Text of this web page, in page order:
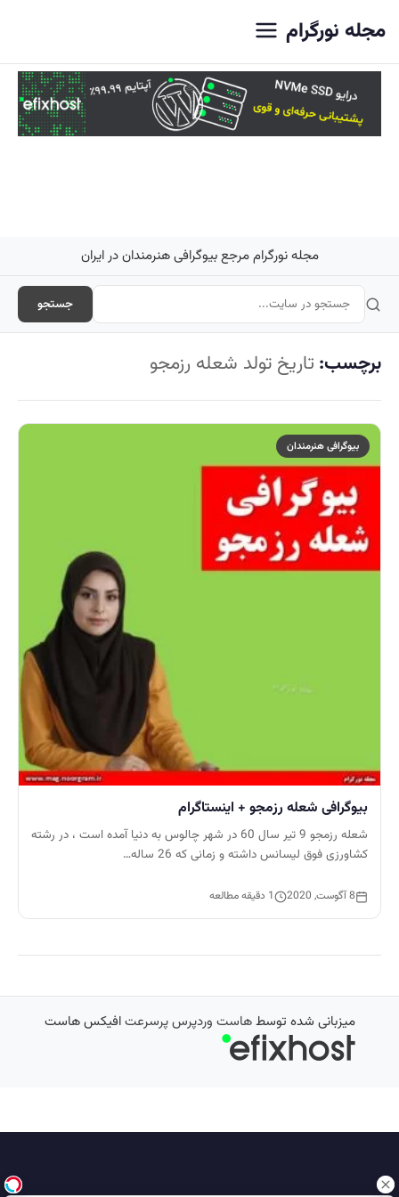
مجله نورگرام
مجله نورگرام مرجع بیوگرافی هنرمندان در ایران
جستجو
برچسب: تاریخ تولد شعله رزمجو
بیوگرافی هنرمندان
بیوگرافی شعله رزمجو + اینستاگرام
شعله رزمجو 9 تیر سال 60 در شهر چالوس به دنیا آمده است ، در رشته
کشاورزی فوق لیسانس داشته و زمانی که 26 ساله…
8 آگوست, 2020 1 دقیقه مطالعه
میزبانی شده توسطهاست وردپرس پرسرعتافیکس هاست